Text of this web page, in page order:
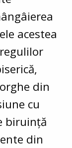
acestea
din
cu
biruință
din